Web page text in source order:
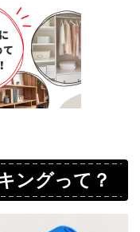
ングって？